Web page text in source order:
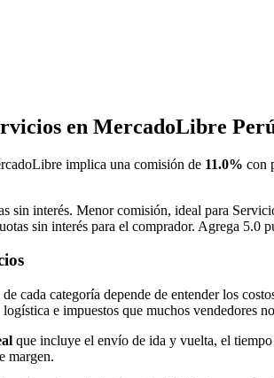
en MercadoLibre
implica una comisión de 11.0% con
sin interés. Menor comisión, ideal para
sin interés para el comprador. Agrega 5.0
cada categoría depende de entender los
e impuestos que muchos vendedores
que incluye el envío de ida y vuelta, el
margen.